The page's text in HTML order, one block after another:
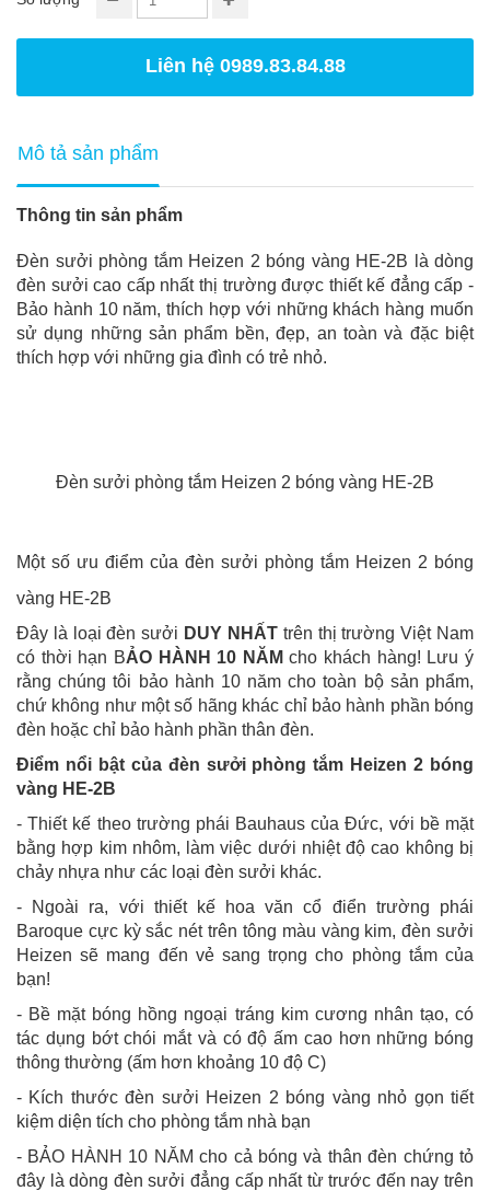
Liên hệ 0989.83.84.88
Mô tả sản phẩm
Thông tin sản phẩm
Đèn sưởi phòng tắm Heizen 2 bóng vàng HE-2B là dòng
đèn sưởi cao cấp nhất thị trường được thiết kế đẳng cấp -
Bảo hành 10 năm, thích hợp với những khách hàng muốn
sử dụng những sản phẩm bền, đẹp, an toàn và đặc biệt
thích hợp với những gia đình có trẻ nhỏ.
Đèn sưởi phòng tắm Heizen 2 bóng vàng HE-2B
Một số ưu điểm của đèn sưởi phòng tắm Heizen 2 bóng
vàng HE-2B
Đây là loại đèn sưởi DUY NHẤTtrên thị trường Việt Nam
có thời hạn BẢO HÀNH 10 NĂM cho khách hàng! Lưu ý
rằng chúng tôi bảo hành 10 năm cho toàn bộ sản phẩm,
chứ không như một số hãng khác chỉ bảo hành phần bóng
đèn hoặc chỉ bảo hành phần thân đèn.
Điểm nổi bật của đèn sưởi phòng tắm Heizen 2 bóng
vàng HE-2B
- Thiết kế theo trường phái Bauhaus của Đức, với bề mặt
bằng hợp kim nhôm, làm việc dưới nhiệt độ cao không bị
chảy nhựa như các loại đèn sưởi khác.
- Ngoài ra, với thiết kế hoa văn cổ điển trường phái
Baroque cực kỳ sắc nét trên tông màu vàng kim, đèn sưởi
Heizen sẽ mang đến vẻ sang trọng cho phòng tắm của
bạn!
- Bề mặt bóng hồng ngoại tráng kim cương nhân tạo, có
tác dụng bớt chói mắt và có độ ấm cao hơn những bóng
thông thường (ấm hơn khoảng 10 độ C)
- Kích thước đèn sưởi Heizen 2 bóng vàng nhỏ gọn tiết
kiệm diện tích cho phòng tắm nhà bạn
- BẢO HÀNH 10 NĂM cho cả bóng và thân đèn chứng tỏ
đây là dòng đèn sưởi đẳng cấp nhất từ trước đến nay trên